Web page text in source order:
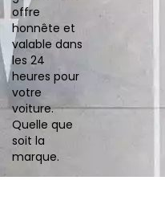
offre
honnête et
valable dans
les 24
heures pour
votre
voiture.
Quelle que
soit la
marque.